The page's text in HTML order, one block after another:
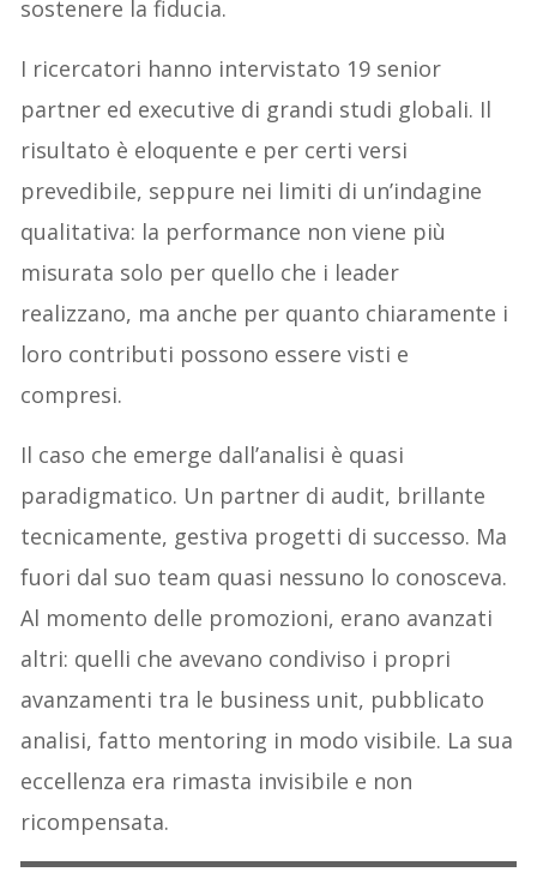
sostenere la fiducia.
I ricercatori hanno intervistato 19 senior
partner ed executive di grandi studi globali. Il
risultato è eloquente e per certi versi
prevedibile, seppure nei limiti di un’indagine
qualitativa: la performance non viene più
misurata solo per quello che i leader
realizzano, ma anche per quanto chiaramente i
loro contributi possono essere visti e
compresi.
Il caso che emerge dall’analisi è quasi
paradigmatico. Un partner di audit, brillante
tecnicamente, gestiva progetti di successo. Ma
fuori dal suo team quasi nessuno lo conosceva.
Al momento delle promozioni, erano avanzati
altri: quelli che avevano condiviso i propri
avanzamenti tra le business unit, pubblicato
analisi, fatto mentoring in modo visibile. La sua
eccellenza era rimasta invisibile e non
ricompensata.